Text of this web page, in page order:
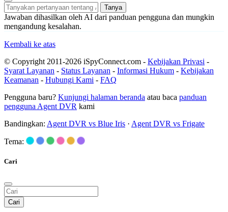
Tanya
Jawaban dihasilkan oleh AI dari panduan pengguna dan mungkin
mengandung kesalahan.
Kembali ke atas
© Copyright 2011-2026 iSpyConnect.com - Kebijakan Privasi -
Syarat Layanan - Status Layanan - Informasi Hukum - Kebijakan
Keamanan - Hubungi Kami - FAQ
Pengguna baru? Kunjungi halaman beranda atau baca panduan
pengguna Agent DVR kami
Bandingkan: Agent DVR vs Blue Iris · Agent DVR vs Frigate
Tema:
Cari
Cari